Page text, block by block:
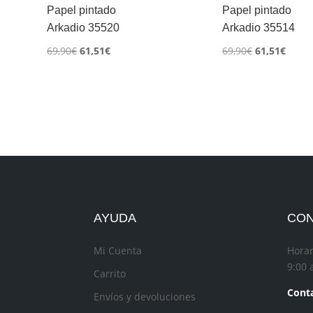
Papel pintado
Arkadio 35520
69,90€ El
61,51€El
Papel pintado
Arkadio 35514
69,90€ El
61,51€El
AYUDA
Mi Cuenta
Carrito
Envíos y devoluciones
9:00